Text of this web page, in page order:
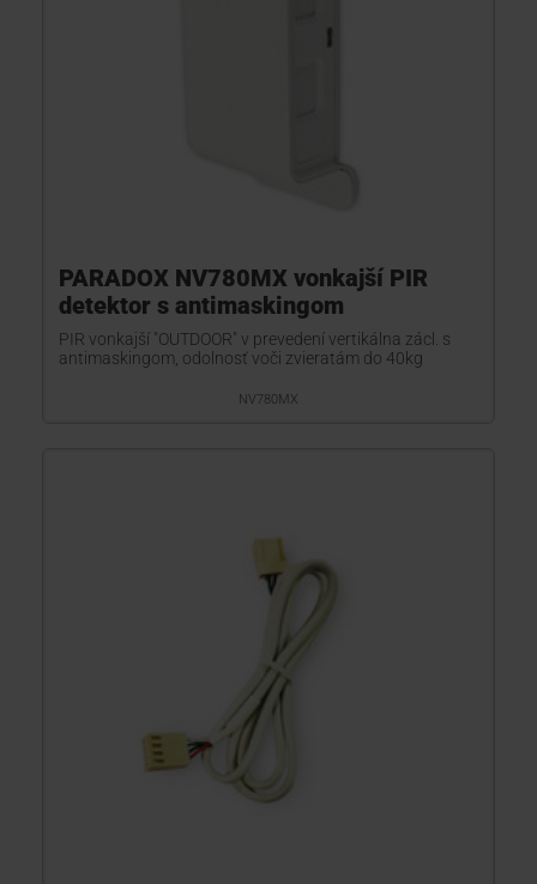
PARADOX NV780MX vonkajší PIR
detektor s antimaskingom
PIR vonkajší "OUTDOOR" v prevedení vertikálna zácl. s
antimaskingom, odolnosť voči zvieratám do 40kg
NV780MX